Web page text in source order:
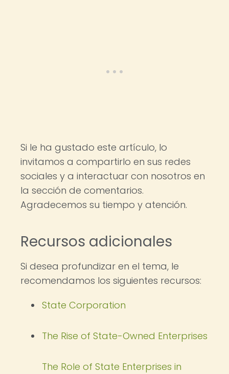
Si le ha gustado este artículo, lo
invitamos a compartirlo en sus redes
sociales y a interactuar con nosotros en
la sección de comentarios.
Agradecemos su tiempo y atención.
Recursos adicionales
Si desea profundizar en el tema, le
recomendamos los siguientes recursos:
State Corporation
The Rise of State-Owned Enterprises
The Role of State Enterprises in